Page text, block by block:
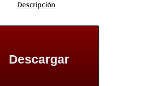
Descripción
Descargar